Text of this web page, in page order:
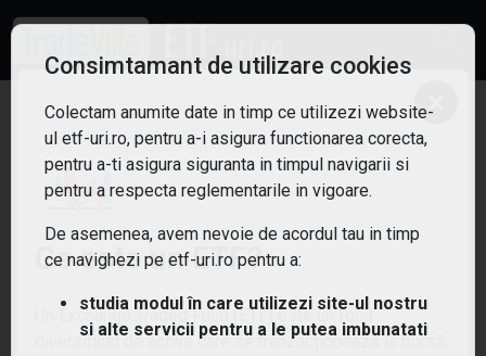
Nu am gasit niciun ETF!
Sterge filtrele
×
Ce este un ETF?
Un Exchange Traded Fund (ETF) este un fond
diversificat de active care se tranzacționează la bursă,
Consimtamant de utilizare cookies
Colectam anumite date in timp ce utilizezi website-
ul etf-uri.ro, pentru a-i asigura functionarea corecta,
pentru a-ti asigura siguranta in timpul navigarii si
pentru a respecta reglementarile in vigoare.
De asemenea, avem nevoie de acordul tau in timp
ce navighezi pe etf-uri.ro pentru a:
studia modul în care utilizezi site-ul nostru
si alte servicii pentru a le putea imbunatati